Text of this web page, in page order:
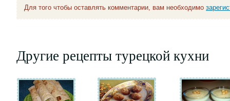
Для того чтобы оставлять комментарии, вам необходимо
Другие рецепты турецкой кухни